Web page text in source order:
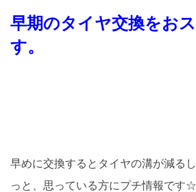
早期のタイヤ交換をお
す。
早めに交換するとタイヤの溝が減る
っと、思っている方にプチ情報です☆